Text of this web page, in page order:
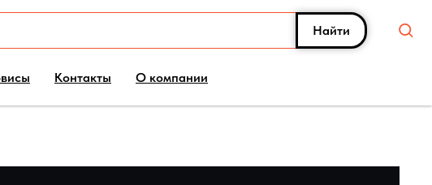
Найти
Контакты О компании